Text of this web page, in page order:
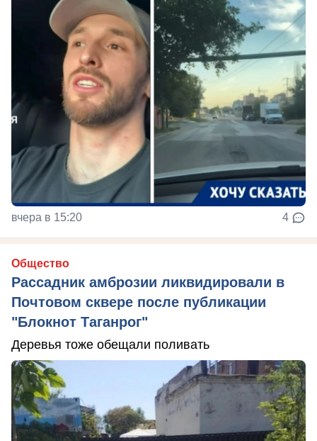
вчера в 15:20 4
Общество
Рассадник амброзии ликвидировали в
Почтовом сквере после публикации
"Блокнот Таганрог"
Деревья тоже обещали поливать